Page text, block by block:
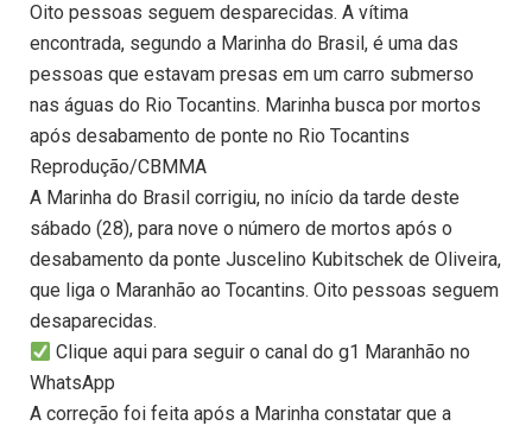
Oito pessoas seguem desparecidas. A vítima
encontrada, segundo a Marinha do Brasil, é uma das
pessoas que estavam presas em um carro submerso
nas águas do Rio Tocantins. Marinha busca por mortos
após desabamento de ponte no Rio Tocantins
Reprodução/CBMMA
A Marinha do Brasil corrigiu, no início da tarde deste
sábado (28), para nove o número de mortos após o
desabamento da ponte Juscelino Kubitschek de Oliveira,
que liga o Maranhão ao Tocantins. Oito pessoas seguem
desaparecidas.
Clique aqui para seguir o canal do g1 Maranhão no
WhatsApp
A correção foi feita após a Marinha constatar que a